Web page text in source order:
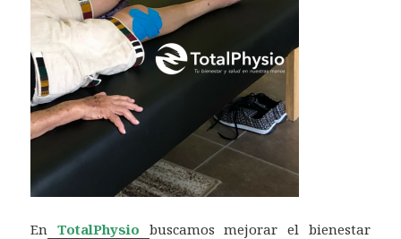
En TotalPhysio buscamos mejorar el bienestar